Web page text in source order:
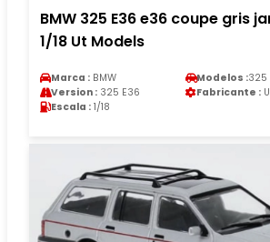
BMW 325 E36 e36 coupe gris
1/18 Ut Models
Marca : BMW Modelos :325
Version : 325 E36 Fabricante :
Escala : 1/18